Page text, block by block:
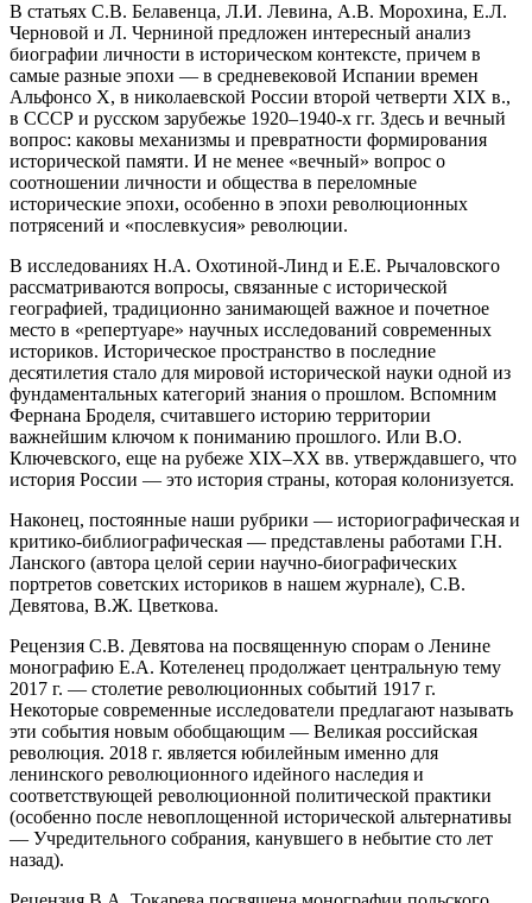
В статьях С.В. Белавенца, Л.И. Левина, А.В. Морохина, Е.Л.
Черновой и Л. Черниной предложен интересный анализ
биографии личности в историческом контексте, причем в
самые разные эпохи — в средневековой Испании времен
Альфонсо X, в николаевской России второй четверти XIX в.,
в СССР и русском зарубежье 1920–1940-х гг. Здесь и вечный
вопрос: каковы механизмы и превратности формирования
исторической памяти. И не менее «вечный» вопрос о
соотношении личности и общества в переломные
исторические эпохи, особенно в эпохи революционных
потрясений и «послевкусия» революции.
В исследованиях Н.А. Охотиной-Линд и Е.Е. Рычаловского
рассматриваются вопросы, связанные с исторической
географией, традиционно занимающей важное и почетное
место в «репертуаре» научных исследований современных
историков. Историческое пространство в последние
десятилетия стало для мировой исторической науки одной из
фундаментальных категорий знания о прошлом. Вспомним
Фернана Броделя, считавшего историю территории
важнейшим ключом к пониманию прошлого. Или В.О.
Ключевского, еще на рубеже XIX–XX вв. утверждавшего, что
история России — это история страны, которая колонизуется.
Наконец, постоянные наши рубрики — историографическая и
критико-библиографическая — представлены работами Г.Н.
Ланского (автора целой серии научно-биографических
портретов советских историков в нашем журнале), С.В.
Девятова, В.Ж. Цветкова.
Рецензия С.В. Девятова на посвященную спорам о Ленине
монографию Е.А. Котеленец продолжает центральную тему
2017 г. — столетие революционных событий 1917 г.
Некоторые современные исследователи предлагают называть
эти события новым обобщающим — Великая российская
революция. 2018 г. является юбилейным именно для
ленинского революционного идейного наследия и
соответствующей революционной политической практики
(особенно после невоплощенной исторической альтернативы
— Учредительного собрания, канувшего в небытие сто лет
назад).